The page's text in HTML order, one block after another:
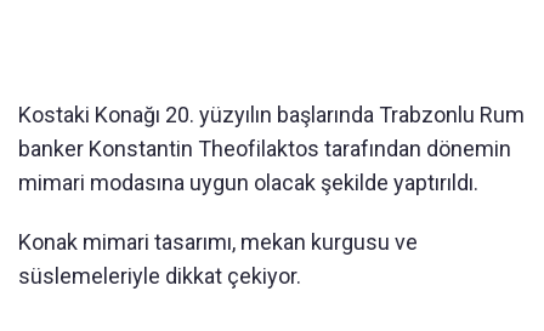
Kostaki Konağı 20. yüzyılın başlarında Trabzonlu Rum
banker Konstantin Theofilaktos tarafından dönemin
mimari modasına uygun olacak şekilde yaptırıldı.
Konak mimari tasarımı, mekan kurgusu ve
süslemeleriyle dikkat çekiyor.